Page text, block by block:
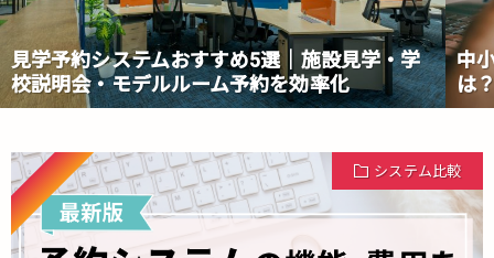
見学予約システムおすすめ5選｜施設見学・学
校説明会・モデルルーム予約を効率化
中
は
Pickup
システム比較